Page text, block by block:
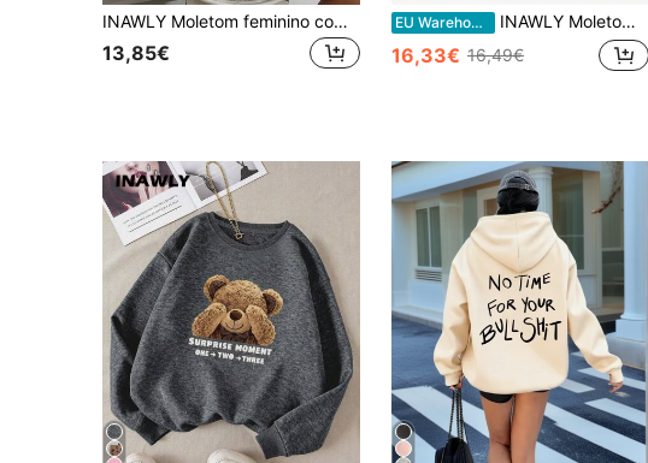
INAWLY Moletom feminino com capuz, manga comprida e bolso, estilo casual esportivo, ideal para formaturas na primavera/outono, volta às aulas, formatura, para professoras, moletom de outono para volta às aulas
13,85€
EU Warehouse INAWLY Moletom feminino casual retrô americano com zíper e manga comprida, cor sólida
16,33€ 16,49€